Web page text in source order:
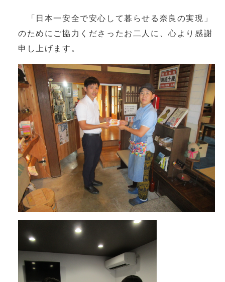
「日本一安全で安心して暮らせる奈良の実現」
のためにご協力くださったお二人に、心より感謝
申し上げます。